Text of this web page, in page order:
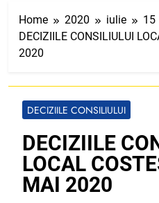
Home 2020 iulie
15
DECIZIILE CONSILIULUI
2020
DECIZIILE CONSILIULUI
DECIZIILE
LOCAL
MAI 2020